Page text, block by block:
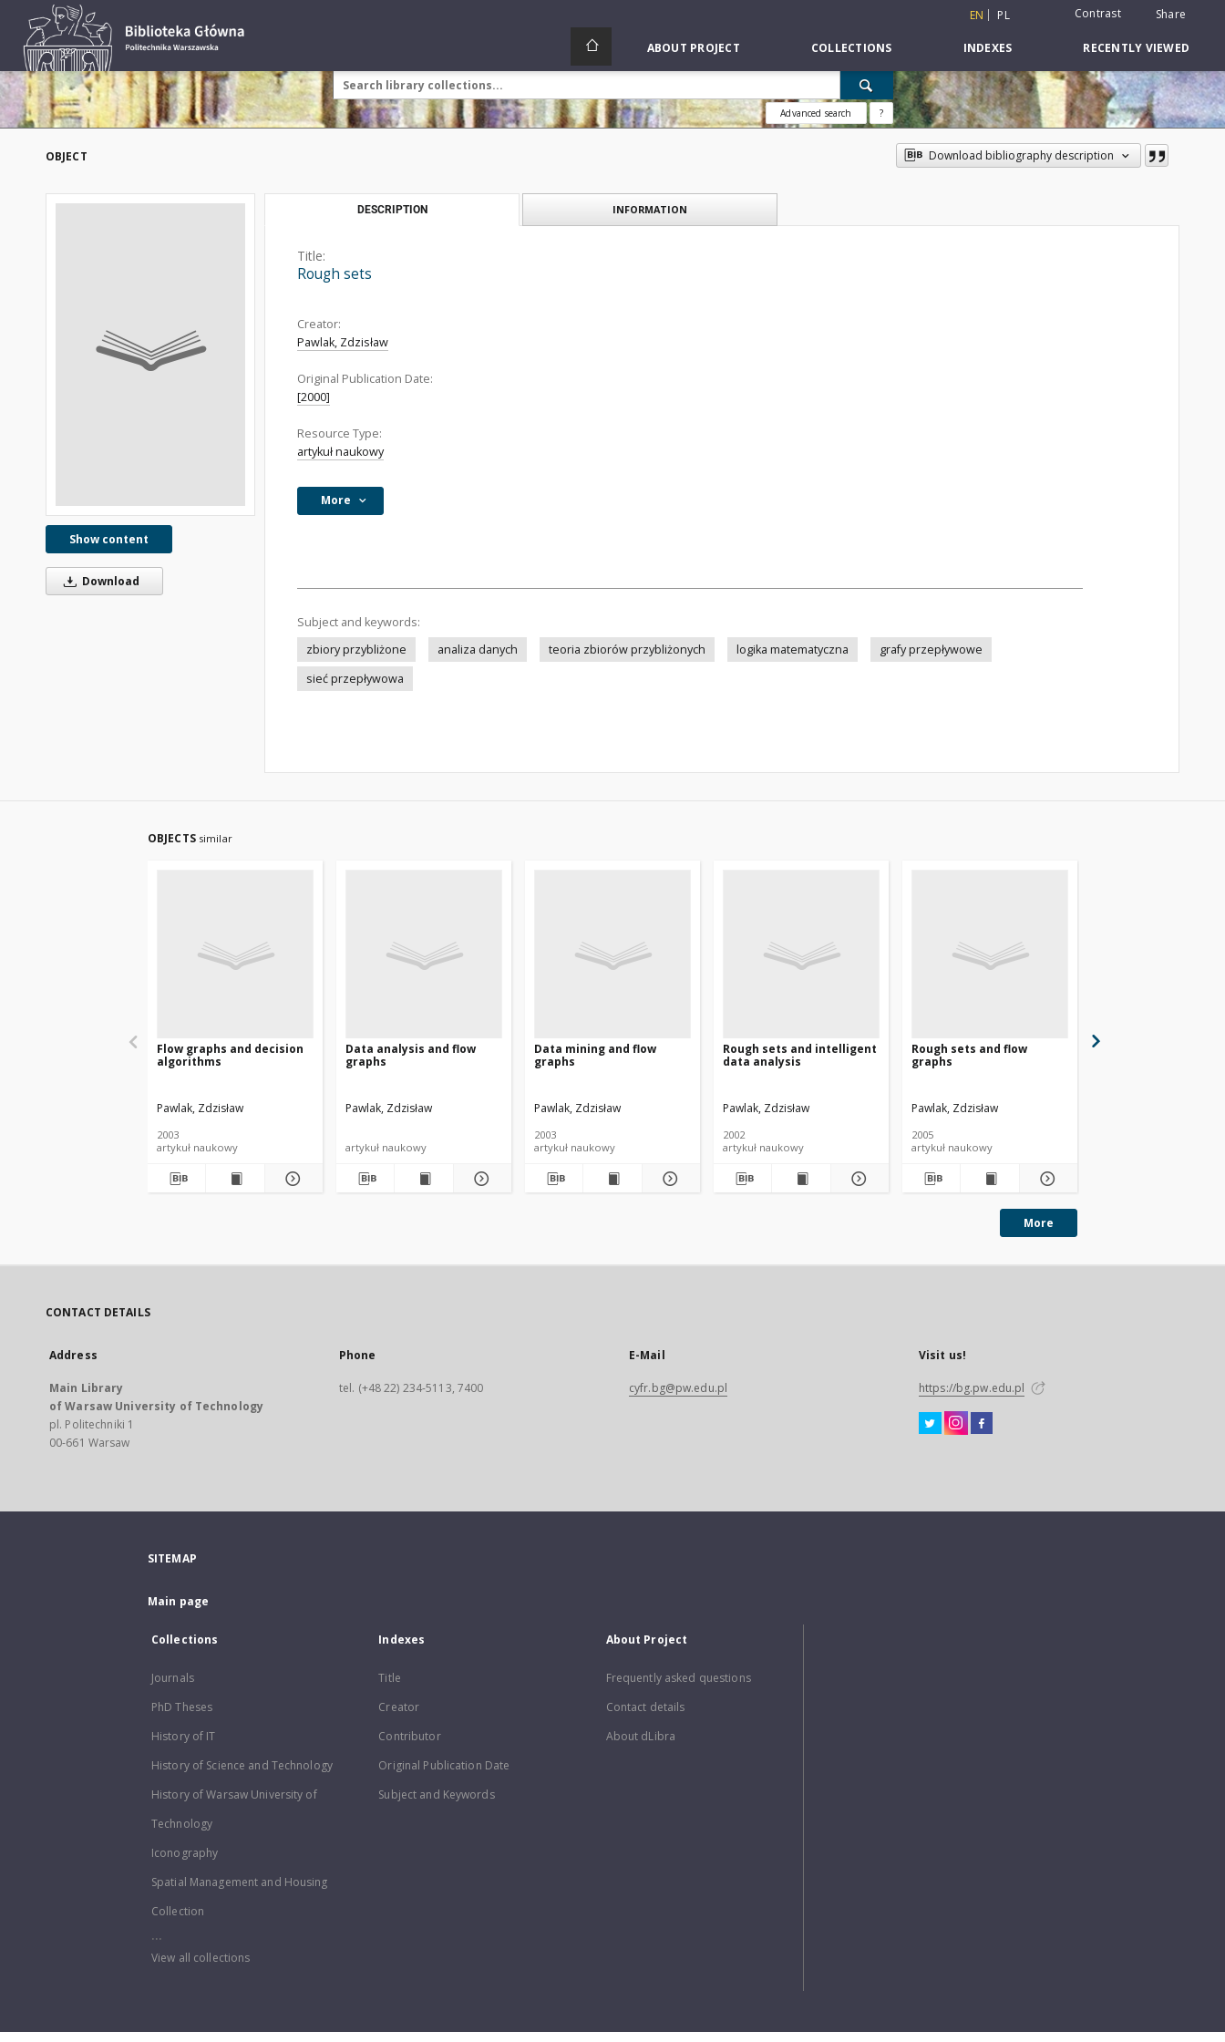
EN PL Contrast Share
ABOUT PROJECT COLLECTIONS INDEXES RECENTLY VIEWED
Advanced search ?
OBJECT Download bibliography description
Show content
Download
DESCRIPTION INFORMATION
Title:
Rough sets
Creator:
Pawlak, Zdzisław
Original Publication Date:
[2000]
Resource Type:
artykuł naukowy
More
Subject and keywords:
zbiory przybliżone
analiza danych teoria zbiorów przybliżonych logika matematyczna
grafy przepływowe
sieć przepływowa
OBJECTS similar
Flow graphs and decision
algorithms
Pawlak, Zdzisław
2003
artykuł naukowy
Data analysis and flow
graphs
Pawlak, Zdzisław
artykuł naukowy
Data mining and flow
graphs
Pawlak, Zdzisław
2003
artykuł naukowy
Rough sets and intelligent
data analysis
Pawlak, Zdzisław
2002
artykuł naukowy
Rough sets and flow
graphs
Pawlak, Zdzisław
2005
artykuł naukowy
More
CONTACT DETAILS
Address
Main Library
of Warsaw University of Technology
pl. Politechniki 1
00-661 Warsaw
Phone
tel. (+48 22) 234-5113, 7400
E-Mail
cyfr.bg@pw.edu.pl
Visit us!
https://bg.pw.edu.pl
SITEMAP
Main page
Collections
Journals
PhD Theses
History of IT
History of Science and Technology
History of Warsaw University of
Technology
Iconography
Spatial Management and Housing
Collection
...
View all collections
Indexes
Title
Creator
Contributor
Original Publication Date
Subject and Keywords
About Project
Frequently asked questions
Contact details
About dLibra